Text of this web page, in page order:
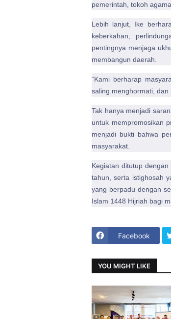
pemerintah, tokoh
Lebih lanjut, Ike
keberkahan,
pentingnya menjaga
membangun daerah.
“Kami berharap
saling menghormati, dan
Tak hanya menjadi
untuk mempromosikan
menjadi bukti bahwa
masyarakat.
Kegiatan ditutup
tahun, serta istighosah
yang berpadu dengan
Islam 1448 Hijriah bagi
Facebook
YOU MIGHT LIKE